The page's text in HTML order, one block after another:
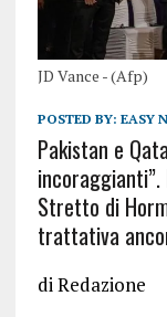
JD Vance - (Afp)
POSTED BY: EASY
Pakistan e
incoraggianti”.
Stretto di
trattativa
di Redazione